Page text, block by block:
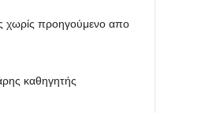
χωρίς προηγούμενο απο
καθηγητής